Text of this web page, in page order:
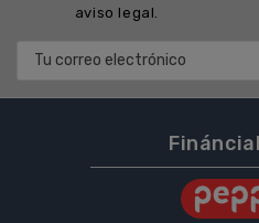
aviso legal.